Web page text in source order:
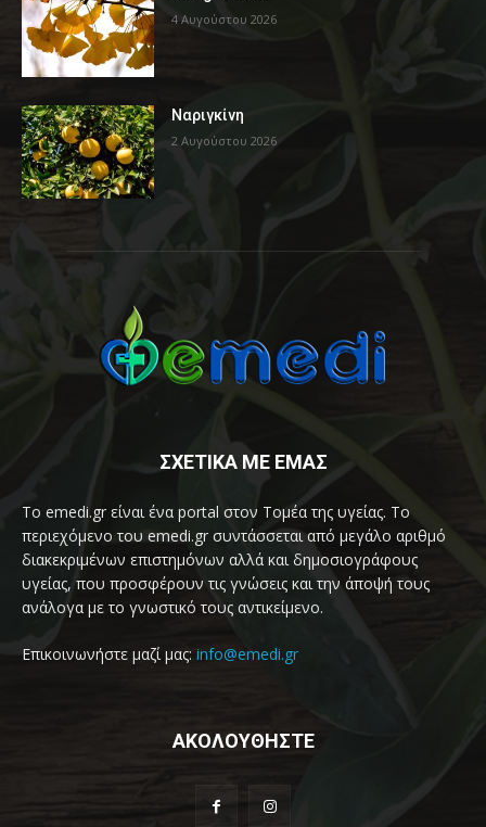
4 Αυγούστου 2026
Ναριγκίνη
2 Αυγούστου 2026
ΣΧΕΤΙΚΑ ΜΕ ΕΜΑΣ
Το emedi.gr είναι ένα portal στον Τομέα της υγείας. Το
περιεχόμενο του emedi.gr συντάσσεται από μεγάλο αριθμό
διακεκριμένων επιστημόνων αλλά και δημοσιογράφους
υγείας, που προσφέρουν τις γνώσεις και την άποψή τους
ανάλογα με το γνωστικό τους αντικείμενο.
Επικοινωνήστε μαζί μας: info@emedi.gr
ΑΚΟΛΟΥΘΗΣΤΕ